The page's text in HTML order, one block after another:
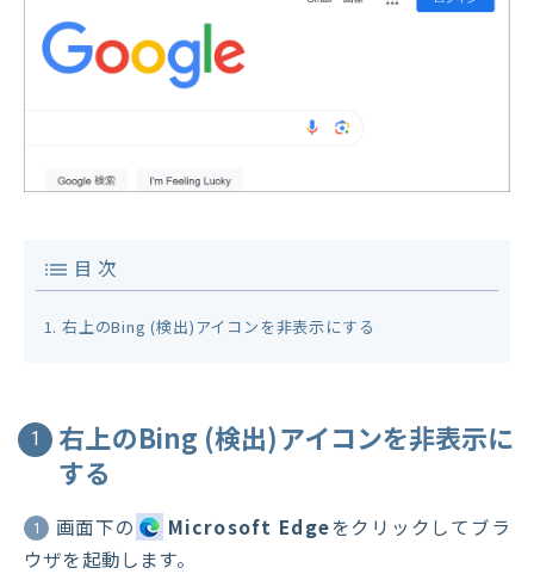
目 次
右上のBing (検出)アイコンを非表示にする
1
右上のBing (検出)アイコンを非表示に
する
1 画面下の Microsoft Edgeをクリックしてブラ
ウザを起動します。